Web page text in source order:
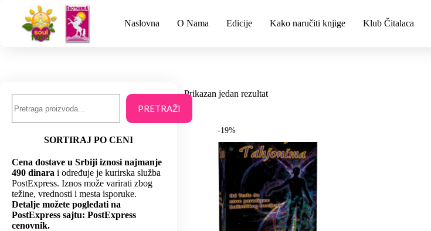
Naslovna O Nama Edicije Kako naručiti knjige Klub Čitalaca
Prikazan jedan rezultat
-19%
PRETRAŽI
SORTIRAJ PO CENI
Cena dostave u Srbiji iznosi najmanje
490 dinara i određuje je kurirska služba
PostExpress. Iznos može varirati zbog
težine, vrednosti i mesta isporuke.
Detalje možete pogledati na
PostExpress sajtu: PostExpress
cenovnik.